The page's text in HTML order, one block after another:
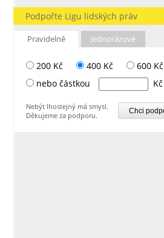
Podpořte Ligu lidských práv
Pravidelně
200 Kč 400 Kč
600 Kč
nebo částkou
Kč
Nebýt lhostejný má smysl.
Děkujeme za podporu.
Jednorázově